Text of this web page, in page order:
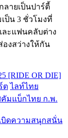
ลายเป็นปาร์ตี้
ป็น 3 ชั่วโมงที่
ะแฟนคลับต่าง
งสว่างให้กัน
[RIDE OR DIE]
ต ไลท์ไทย
คัมแบ็กไทย ก.พ.
เบิดความสนุกสนั่น